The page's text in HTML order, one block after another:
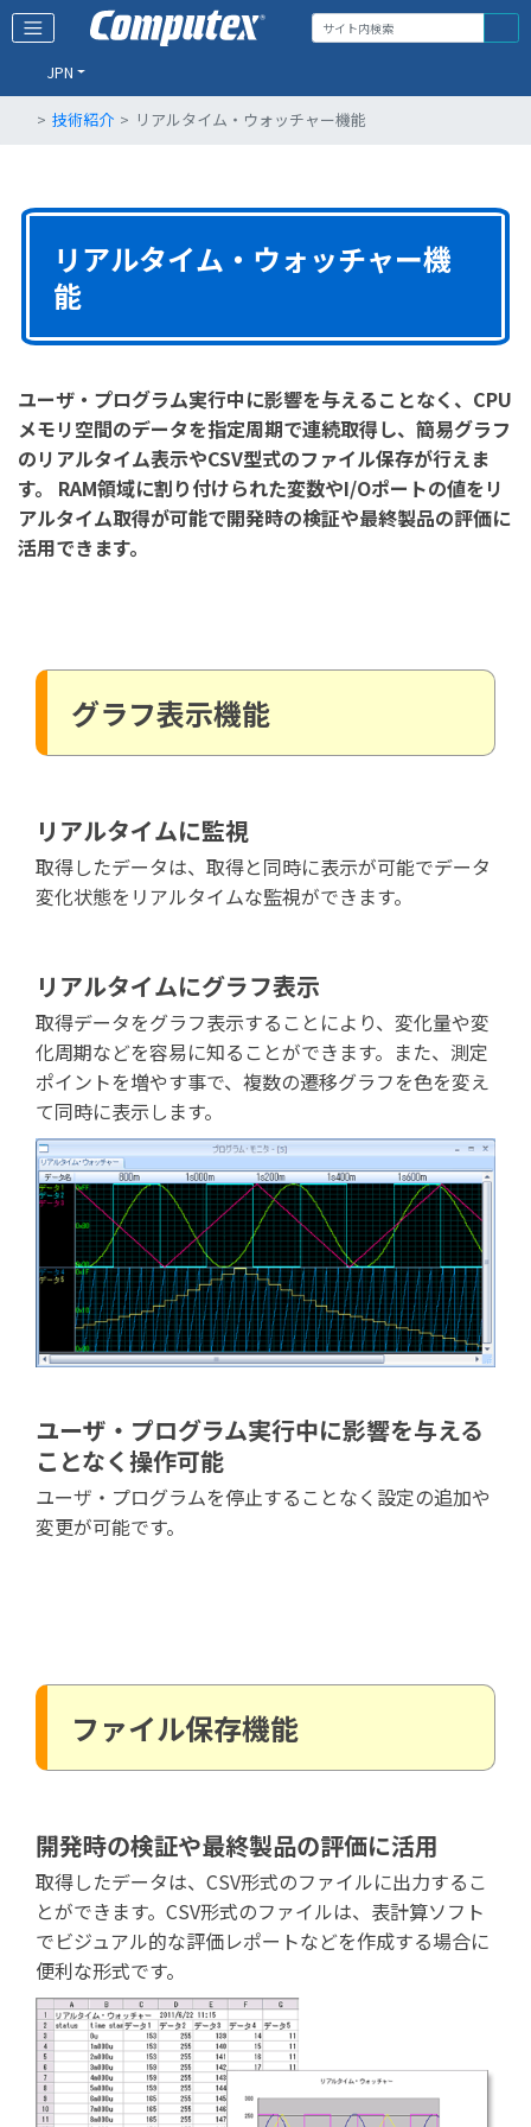
JPN
技術紹介 リアルタイム・ウォッチャー機能
リアルタイム・ウォッチャー機
能
ユーザ・プログラム実行中に影響を与えることなく、CPU
メモリ空間のデータを指定周期で連続取得し、簡易グラフ
のリアルタイム表示やCSV型式のファイル保存が行えま
す。 RAM領域に割り付けられた変数やI/Oポートの値をリ
アルタイム取得が可能で開発時の検証や最終製品の評価に
活用できます。
グラフ表示機能
リアルタイムに監視
取得したデータは、取得と同時に表示が可能でデータ
変化状態をリアルタイムな監視ができます。
リアルタイムにグラフ表示
取得データをグラフ表示することにより、変化量や変
化周期などを容易に知ることができます。また、測定
ポイントを増やす事で、複数の遷移グラフを色を変え
て同時に表示します。
ユーザ・プログラム実行中に影響を与える
ことなく操作可能
ユーザ・プログラムを停止することなく設定の追加や
変更が可能です。
ファイル保存機能
開発時の検証や最終製品の評価に活用
取得したデータは、CSV形式のファイルに出力するこ
とができます。CSV形式のファイルは、表計算ソフト
でビジュアル的な評価レポートなどを作成する場合に
便利な形式です。